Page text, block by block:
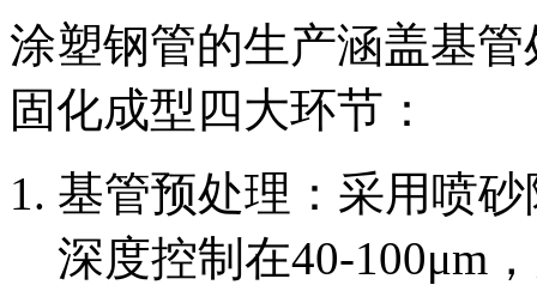
涂塑钢管的生产涵盖基
固化成型四大环节：
基管预处理：采用喷
深度控制在40-100μm